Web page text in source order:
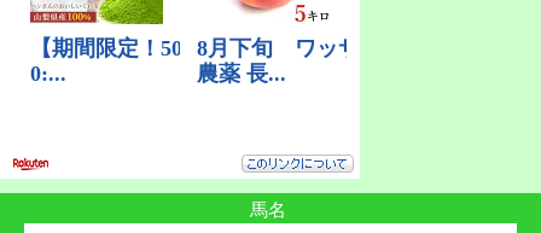
馬名